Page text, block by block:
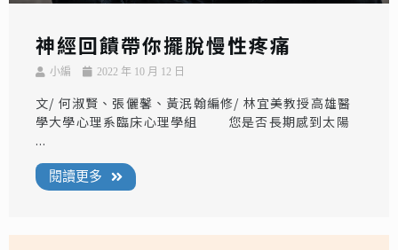
神經回饋帶你擺脫慢性疼痛
小編 2022 年 10 月 12 日
文/ 何淑賢、張儷馨、黃泯翰編修/ 林宜美教授高雄醫
學大學心理系臨床心理學組 您是否長期感到太陽
...
閱讀更多